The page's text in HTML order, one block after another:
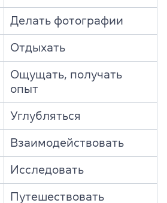
Делать фотографии
Отдыхать
Ощущать, получать
опыт
Углубляться
Взаимодействовать
Исследовать
Путешествовать